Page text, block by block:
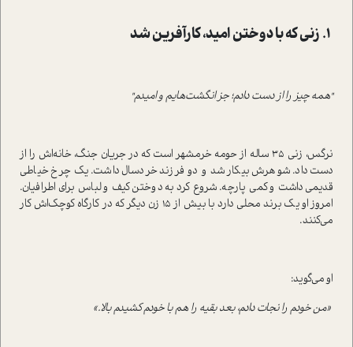
"همه چیز را از دست دادم؛ جز انگشت‌هایم و امیدم"
نرگس، زنی ۳۵ ساله از حومه خرمشهر است که در جریان جنگ، خانه‌اش را از
دست داد. شوهرش بیکار شد و دو فرزند خردسال داشت. یک چرخ خیاطی
قدیمی داشت و کمی پارچه. شروع کرد به دوختن کیف و لباس برای اطرافیان.
امروز او یک برند محلی دارد با بیش از ۱۵ زن دیگر که در کارگاه کوچک‌اش کار
می‌کنند.
او می‌گوید:
«من خودم را نجات دادم، بعد بقیه را هم با خودم کشیدم بالا.»